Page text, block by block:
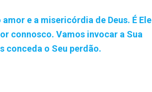
e a misericórdia de Deus. É Ele
connosco. Vamos invocar a Sua
conceda o Seu perdão.